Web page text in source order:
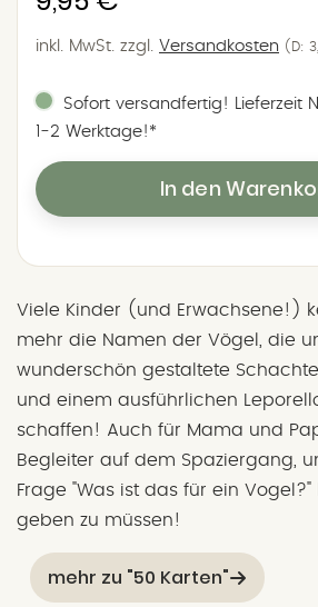
inkl. MwSt. zzgl. Versandkosten (D:
Sofort versandfertig! Lieferzeit
1‑2 Werktage!*
In den
Viele Kinder (und Erwachsene!)
mehr die Namen der Vögel, die
wunderschön gestaltete
und einem ausführlichen
schaffen! Auch für Mama und
Begleiter auf dem Spaziergang,
Frage "Was ist das für ein
geben zu müssen!
mehr zu "50 Karten"